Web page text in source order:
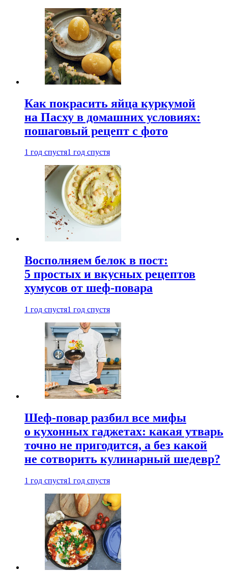
Как покрасить яйца куркумой
на Пасху в домашних условиях:
пошаговый рецепт с фото
1 год спустя1 год спустя
Восполняем белок в пост:
5 простых и вкусных рецептов
хумусов от шеф-повара
1 год спустя1 год спустя
Шеф-повар разбил все мифы
о кухонных гаджетах: какая утварь
точно не пригодится, а без какой
не сотворить кулинарный шедевр?
1 год спустя1 год спустя